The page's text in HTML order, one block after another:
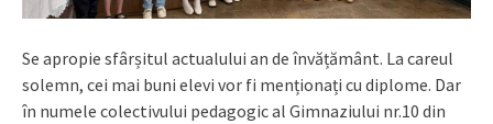
Se apropie sfârșitul actualului an de învățământ. La careul
solemn, cei mai buni elevi vor fi menționați cu diplome. Dar
în numele colectivului pedagogic al Gimnaziului nr.10 din